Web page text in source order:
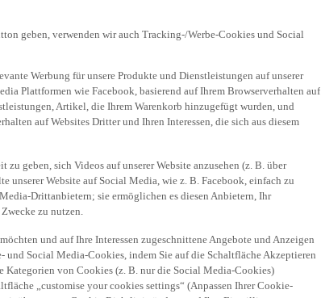
geben, verwenden wir auch Tracking-/Werbe-Cookies und Social
Werbung für unsere Produkte und Dienstleistungen auf unserer
Plattformen wie Facebook, basierend auf Ihrem Browserverhalten auf
Artikel, die Ihrem Warenkorb hinzugefügt wurden, und
auf Websites Dritter und Ihren Interessen, die sich aus diesem
geben, sich Videos auf unserer Website anzusehen (z. B. über
Website auf Social Media, wie z. B. Facebook, einfach zu
Drittanbietern; sie ermöglichen es diesen Anbietern, Ihr
zu nutzen.
und auf Ihre Interessen zugeschnittene Angebote und Anzeigen
und Social Media-Cookies, indem Sie auf die Schaltfläche Akzeptieren
Kategorien von Cookies (z. B. nur die Social Media-Cookies)
„customise your cookies settings“ (Anpassen Ihrer Cookie-